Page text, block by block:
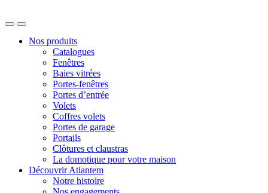
Nos produits
Catalogues
Fenêtres
Baies vitrées
Portes-fenêtres
Portes d’entrée
Volets
Coffres volets
Portes de garage
Portails
Clôtures et claustras
La domotique pour votre maison
Découvrir Atlantem
Notre histoire